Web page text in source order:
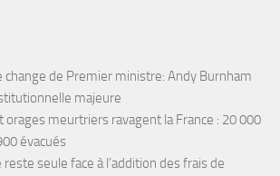
change de Premier ministre: Andy Burnham
majeure
orages meurtriers ravagent la France : 20 000
évacués
reste seule face à l’addition des frais de